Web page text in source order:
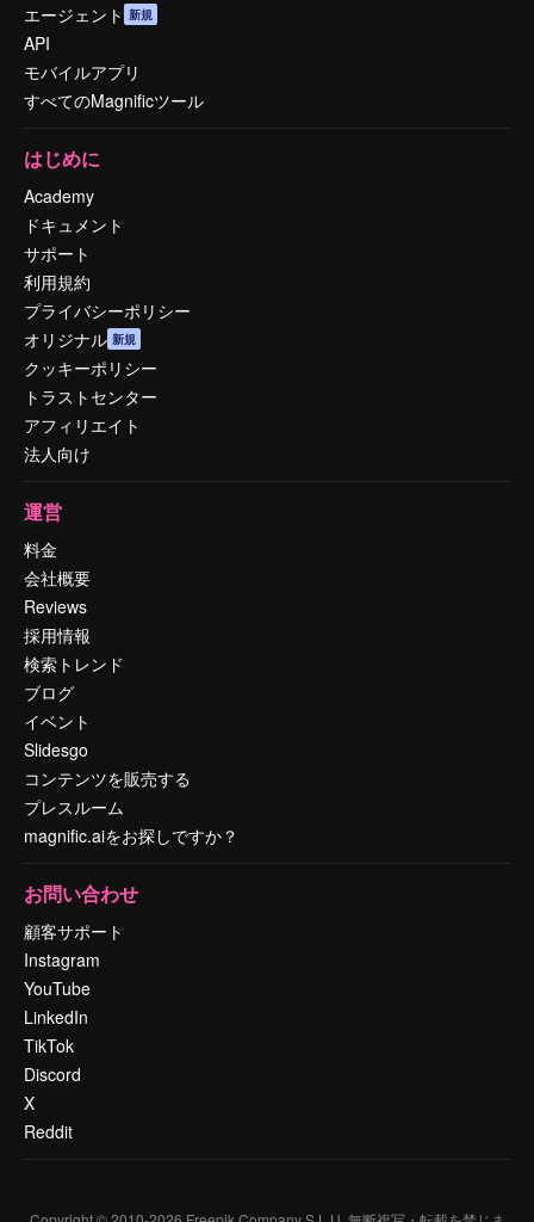
エージェント 新規
API
モバイルアプリ
すべてのMagnificツール
はじめに
Academy
ドキュメント
サポート
利用規約
プライバシーポリシー
オリジナル 新規
クッキーポリシー
トラストセンター
アフィリエイト
法人向け
運営
料金
会社概要
Reviews
採用情報
検索トレンド
ブログ
イベント
Slidesgo
コンテンツを販売する
プレスルーム
magnific.aiをお探しですか？
お問い合わせ
顧客サポート
Instagram
YouTube
LinkedIn
TikTok
Discord
X
Reddit